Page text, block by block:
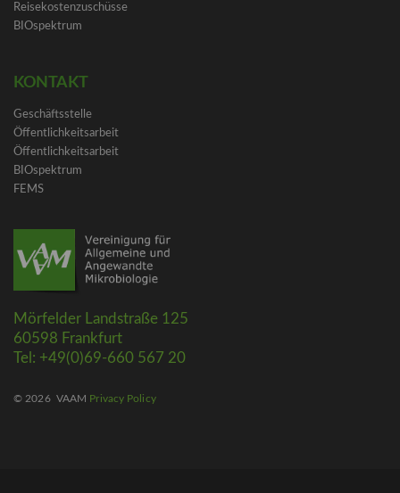
Reisekostenzuschüsse
BIOspektrum
KONTAKT
Geschäftsstelle
Öffentlichkeitsarbeit
Öffentlichkeitsarbeit
BIOspektrum
FEMS
Mörfelder Landstraße 125
60598 Frankfurt
Tel: +49(0)69-660 567 20
© 2026 VAAM Privacy Policy